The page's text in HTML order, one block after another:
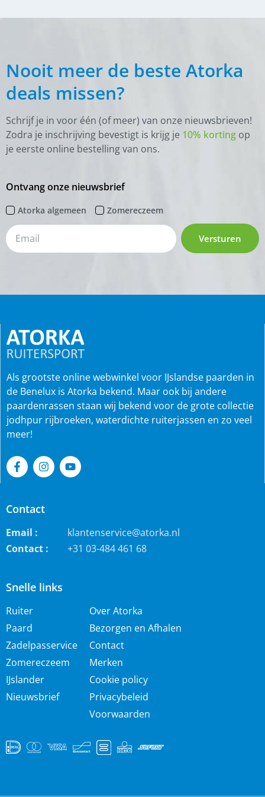
Nooit meer de beste Atorka
deals missen?
Schrijf je in voor één (of meer) van onze nieuwsbrieven!
Zodra je inschrijving bevestigt is krijg je 10% korting op
je eerste online bestelling van ons.
Ontvang onze nieuwsbrief
Atorka algemeen Zomereczeem
Versturen
Snelle links
Ruiter
Paard
Zadelpasservice
Zomereczeem
IJslander
Nieuwsbrief
Over Atorka
Bezorgen en Afhalen
Contact
Merken
Cookie policy
Privacybeleid
Voorwaarden
Als grootste online webwinkel voor IJslandse paarden in
de Benelux is Atorka bekend. Maar ook bij andere
paardenrassen staan wij bekend voor de grote collectie
jodhpur rijbroeken, waterdichte ruiterjassen en zo veel
meer!
Contact
Email :
klantenservice@atorka.nl
Contact :
+31 03-484 461 68